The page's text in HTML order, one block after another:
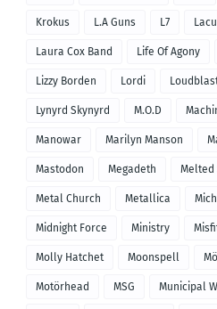
Krokus L.A Guns L7
Laura Cox Band Life Of Agony
Lizzy Borden Lordi
Lynyrd Skynyrd M.O.D
Manowar Marilyn Manson
Mastodon Megadeth Melted
Metal Church Metallica
Midnight Force Ministry
Molly Hatchet Moonspell
Motörhead MSG Municipal